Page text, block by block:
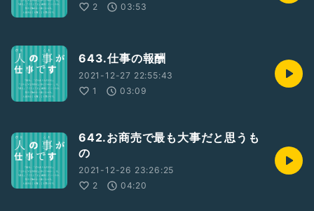
2
03:53
643.仕事の報酬
2021-12-27 22:55:43
1
03:09
642.お商売で最も大事だと思うも
の
2021-12-26 23:26:25
2
04:20